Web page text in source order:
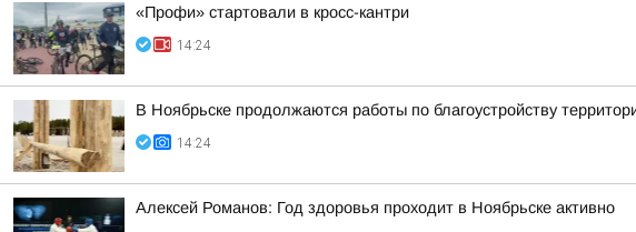
«Профи» стартовали в кросс-кантри
14:24
В Ноябрьске продолжаются работы по благоустройству
14:24
Алексей Романов: Год здоровья проходит в Ноябрьске активно